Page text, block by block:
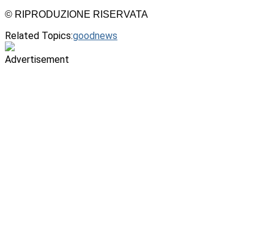
© RIPRODUZIONE RISERVATA
Related Topics:goodnews
Advertisement